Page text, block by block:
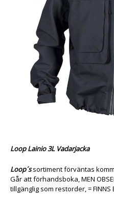
Loop Lainio 3L Vadarjacka
Loop´ssortiment förväntas
Går att förhandsboka, MEN
tillgänglig som restorder, = FINNS